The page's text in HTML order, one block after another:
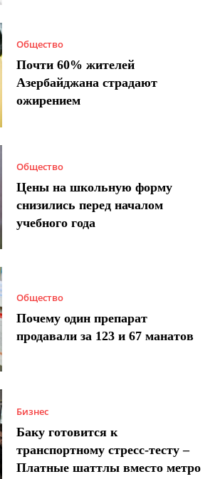
Общество
Почти 60% жителей
Азербайджана страдают
ожирением
Общество
Цены на школьную форму
снизились перед началом
учебного года
Общество
Почему один препарат
продавали за 123 и 67 манатов
Бизнес
Баку готовится к
транспортному стресс-тесту –
Платные шаттлы вместо метро